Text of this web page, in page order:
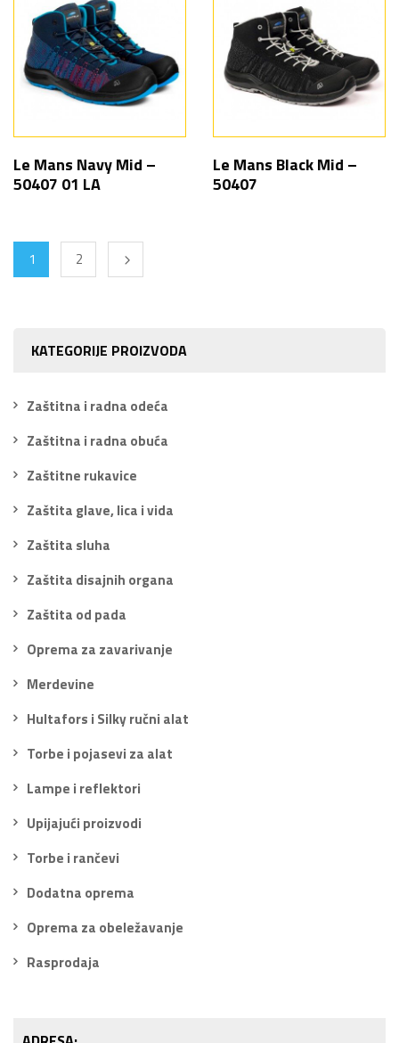
KATEGORIJE PROIZVODA
Zaštitna i radna odeća
Zaštitna i radna obuća
Zaštitne rukavice
Zaštita glave, lica i vida
Zaštita sluha
Zaštita disajnih organa
Zaštita od pada
Oprema za zavarivanje
Merdevine
Hultafors i Silky ručni alat
Torbe i pojasevi za alat
Lampe i reflektori
Upijajući proizvodi
Torbe i rančevi
Dodatna oprema
Oprema za obeležavanje
Rasprodaja
Le Mans Navy Mid –
50407 01 LA
Le Mans Black Mid –
50407
1 2